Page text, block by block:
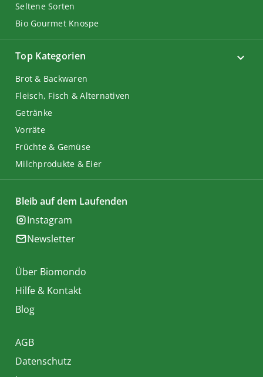
Top Kategorien
Brot & Backwaren
Fleisch, Fisch & Alternativen
Getränke
Vorräte
Früchte & Gemüse
Milchprodukte & Eier
Seltene Sorten
Bio Gourmet Knospe
Bleib auf dem Laufenden
Instagram
Newsletter
Über Biomondo
Hilfe & Kontakt
Blog
AGB
Datenschutz